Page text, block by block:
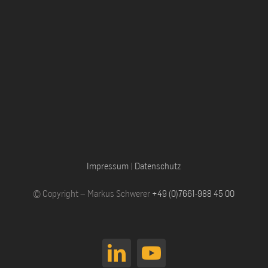
Impressum | Datenschutz
© Copyright – Markus Schwerer +49 (0)7661-988 45 00
LinkedInYouTube